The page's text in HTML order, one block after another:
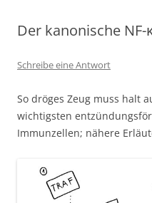
Der kanonische NF-
Schreibe eine Antwort
So dröges Zeug muss halt
wichtigsten
Immunzellen; nähere